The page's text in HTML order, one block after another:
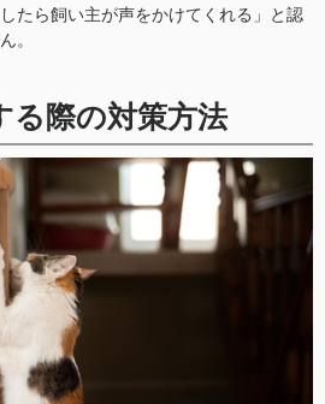
たら飼い主が声をかけてくれる」と認
。
る際の対策方法